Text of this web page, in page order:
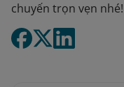
chuyến trọn vẹn nhé!